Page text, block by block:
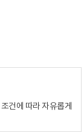
조건에 따라 자유롭게